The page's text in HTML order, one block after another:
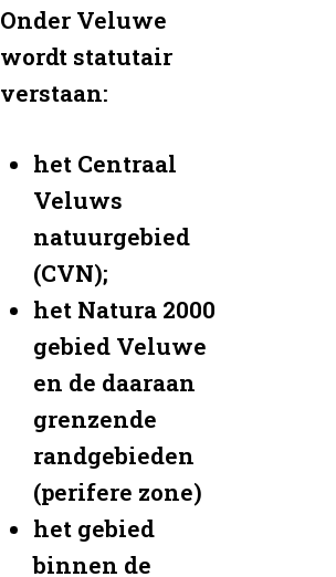
Onder Veluwe
wordt statutair
verstaan:
het Centraal
Veluws
natuurgebied
(CVN);
het Natura 2000
gebied Veluwe
en de daaraan
grenzende
randgebieden
(perifere zone)
het gebied
binnen de